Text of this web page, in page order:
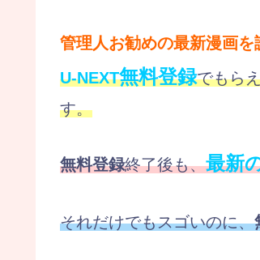
管理人お勧めの最新漫画を
U-NEXT無料登録でもら
す。
無料登録終了後も、最新
それだけでもスゴいのに、